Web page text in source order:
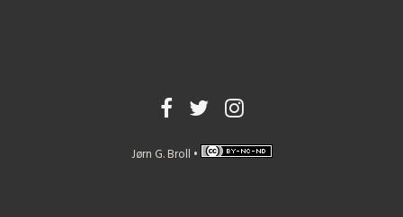
Jørn G. Broll •